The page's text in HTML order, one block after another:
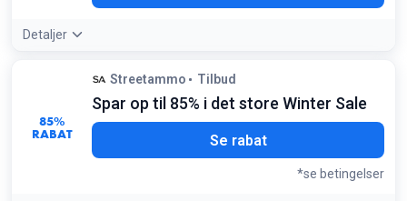
Detaljer
Tilbudsdetaljer:
Hold øje med 'Orbit Logo' modellerne for at
opnå den maksimale besparelse i denne kategori
85%
RABAT
Streetammo Tilbud
Spar op til 85% i det store Winter Sale
Se rabat
*se betingelser